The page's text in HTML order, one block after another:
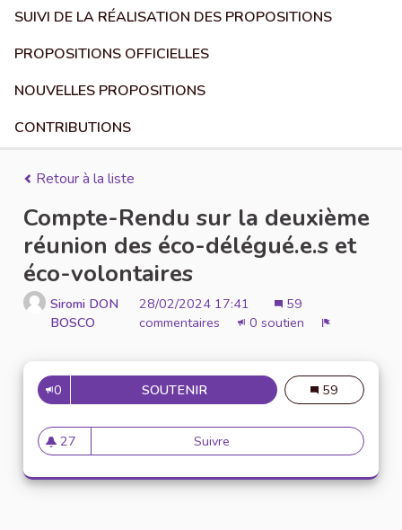
SUIVI DE LA RÉALISATION DES PROPOSITIONS
PROPOSITIONS OFFICIELLES
NOUVELLES PROPOSITIONS
CONTRIBUTIONS
Retour à la liste
Compte-Rendu sur la deuxième
réunion des éco-délégué.e.s et
éco-volontaires
Siromi DON
BOSCO
28/02/2024 17:41
59
commentaires
0 soutien
0 SOUTENIRCOMPTE-RENDU SUR LA
59
27
27 abonnés
Suivre Compte-Rendu sur la